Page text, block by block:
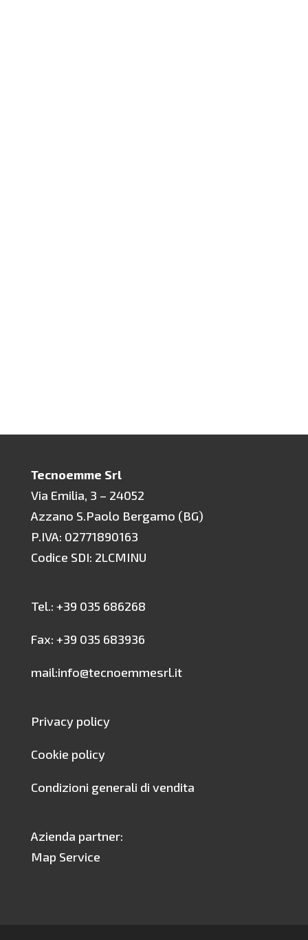
Tecnoemme Srl
Via Emilia, 3 – 24052
Azzano S.Paolo Bergamo (BG)
P.IVA: 02771890163
Codice SDI: 2LCMINU
Tel.: +39 035 686268
Fax: +39 035 683936
mail:info@tecnoemmesrl.it
Privacy policy
Cookie policy
Condizioni generali di vendita
Azienda partner:
Map Service